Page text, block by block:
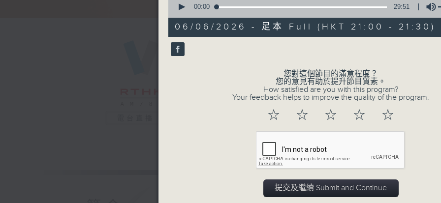
所有集數
復刻藝文時光：中
PODCASTS 聯絡
您喜歡這個節目嗎?
seconds
29
minutes,
51
seconds
90%
00:00 29:51
06/06/2026 - 足本 Full (HKT 21:00 - 21:30)
您對這個節目的滿意程度？
您的意見有助於提升節目質素。
How satisfied are you with this program?
Your feedback helps to improve the quality of the program.
☆ ☆ ☆ ☆ ☆
提交及繼續 Submit and Continue